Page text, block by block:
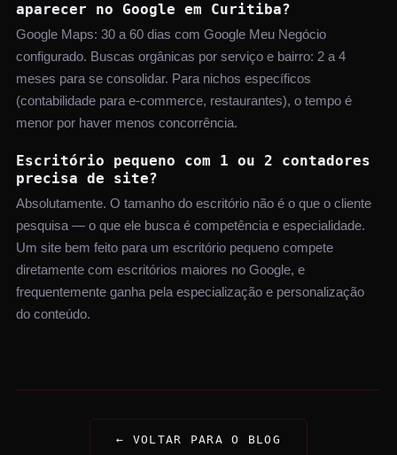
aparecer no Google em Curitiba?
Google Maps: 30 a 60 dias com Google Meu Negócio
configurado. Buscas orgânicas por serviço e bairro: 2 a 4
meses para se consolidar. Para nichos específicos
(contabilidade para e-commerce, restaurantes), o tempo é
menor por haver menos concorrência.
Escritório pequeno com 1 ou 2 contadores
precisa de site?
Absolutamente. O tamanho do escritório não é o que o cliente
pesquisa — o que ele busca é competência e especialidade.
Um site bem feito para um escritório pequeno compete
diretamente com escritórios maiores no Google, e
frequentemente ganha pela especialização e personalização
do conteúdo.
← VOLTAR PARA O BLOG